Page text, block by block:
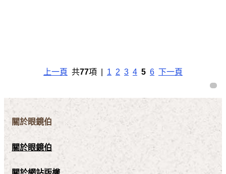
上一頁 共77項 | 1 2 3 4 5 6 下一頁
關於眼鏡伯
關於眼鏡伯